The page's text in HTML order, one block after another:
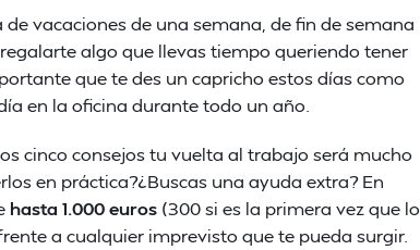
de vacaciones de una semana, de fin de semana
algo que llevas tiempo queriendo tener
que te des un capricho estos días como
en la oficina durante todo un año.
cinco consejos tu vuelta al trabajo será mucho
en práctica?¿Buscas una ayuda extra? En
hasta 1.000 euros (300 si es la primera vez que lo
a cualquier imprevisto que te pueda surgir.